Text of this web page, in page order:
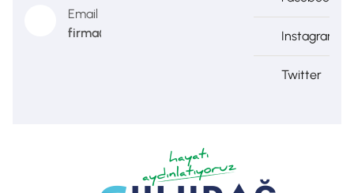
Email
firma@firma.com
Instagram
Twitter